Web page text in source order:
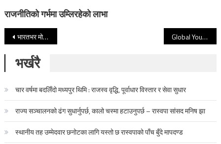
राजनीतिको गर्भमा उम्लिरहेको लाभा
Post navigation
भारतभर मोदीको चर्चा, पश्चिम बंगालमा भने भाजपाकै धुरुन्धर नेता हराउने एक सुन्दरीको चर्चा Global Youths and Citizens Led Simultaneous Peace Walk Events to Advocate International Support for Securing Peace through International Law
भर्खरै
चार वर्षमा बदलिँदो मध्यपुर थिमि : राजस्व वृद्धि, पूर्वाधार विस्तार र सेवा सुधार
राज्य सञ्चालनको ढंग सुधार्नुपर्छ, कालो चस्मा हटाउनुपर्छ – रास्वपा सांसद मनिष झा
स्थानीय तह उम्मेदवार छनोटका लागि यस्तो छ रास्वपाको पाँच बुँदे मापदण्ड